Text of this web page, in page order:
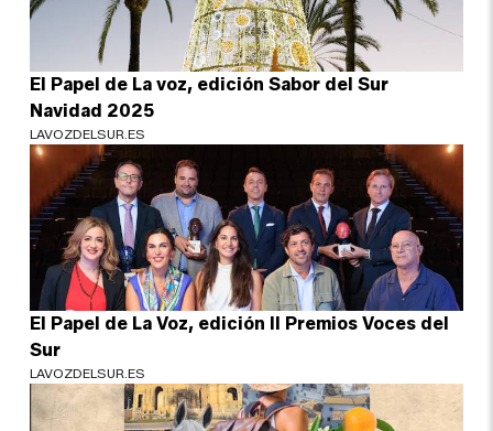
El Papel de La voz, edición Sabor del Sur
Navidad 2025
LAVOZDELSUR.ES
El Papel de La Voz, edición II Premios Voces del
Sur
LAVOZDELSUR.ES